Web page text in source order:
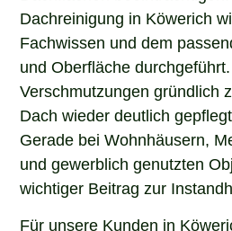
Dachreinigung in Köwerich
Fachwissen und dem
und Oberfläche durchgeführt.
Verschmutzungen gründlich
Dach wieder deutlich
Gerade bei Wohnhäusern,
und gewerblich genutzten
wichtiger Beitrag zur
Für unsere Kunden in